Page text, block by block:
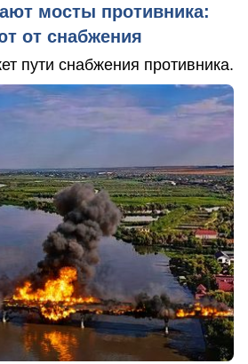
мосты противника:
от снабжения
пути снабжения противника.